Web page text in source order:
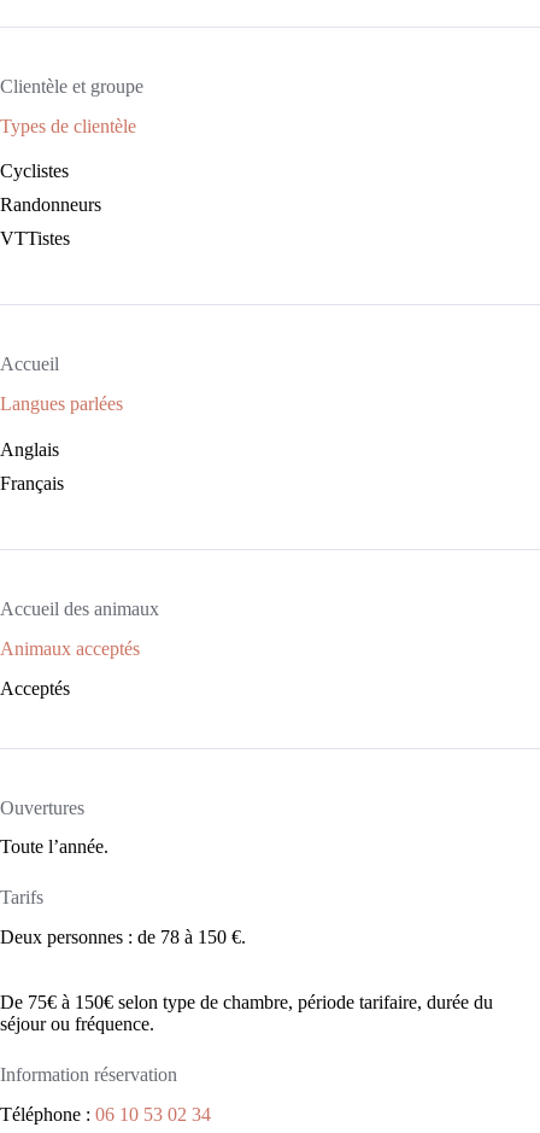
Clientèle et groupe
Types de clientèle
Cyclistes
Randonneurs
VTTistes
Accueil
Langues parlées
Anglais
Français
Accueil des animaux
Animaux acceptés
Acceptés
Ouvertures
Toute l’année.
Tarifs
Deux personnes : de 78 à 150 €.
De 75€ à 150€ selon type de chambre, période tarifaire, durée du
séjour ou fréquence.
Information réservation
Téléphone : 06 10 53 02 34